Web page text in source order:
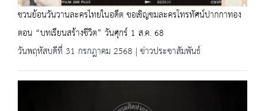
ชวนย้อนวันวานละครไทยในอดีต ขอเชิญชมละครโทรทัศน์ปากกาทอง
ตอน “บทเรียนสร้างชีวิต” วันศุกร์ 1 ส.ค. 68
วันพฤหัสบดีที่ 31 กรกฎาคม 2568 | ข่าวประชาสัมพันธ์